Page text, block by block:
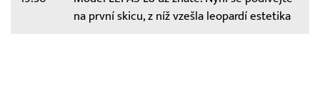
na první skicu, z níž vzešla leopardí estetika